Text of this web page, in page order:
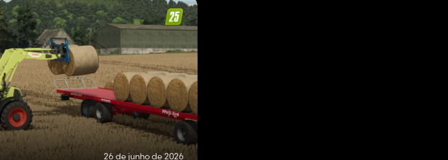
26 de junho de 2026